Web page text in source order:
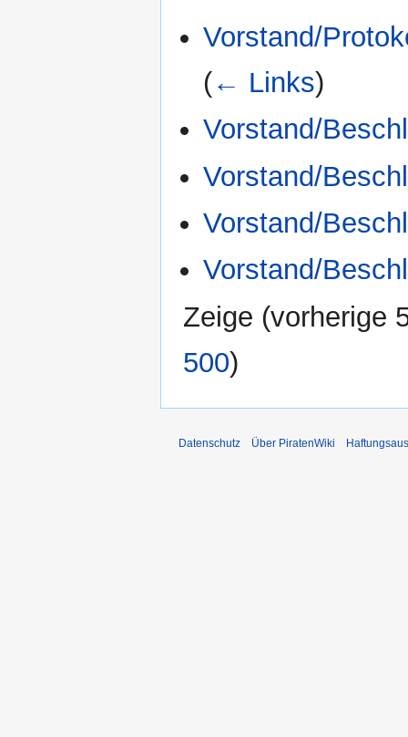
Vorstand/
(← Links)
Vorstand/
Vorstand/
Vorstand/
Vorstand/
Zeige (vorherige
500)
Datenschutz Über PiratenWiki